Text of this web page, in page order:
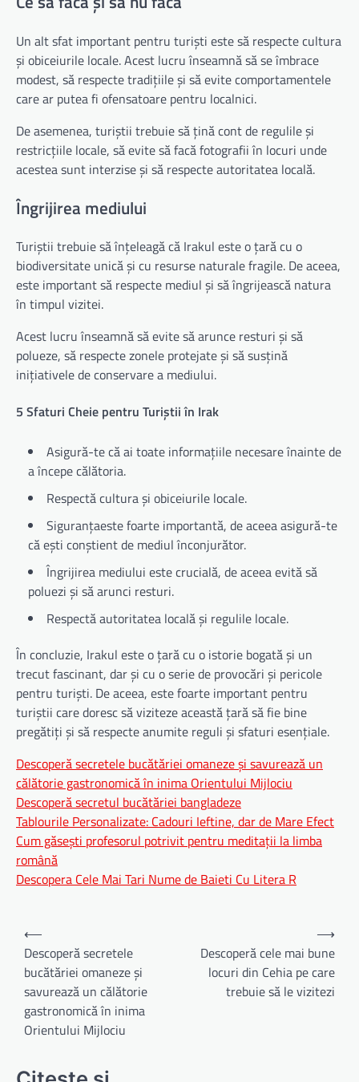
Un alt sfat important pentru turiști este să respecte cultura
și obiceiurile locale. Acest lucru înseamnă să se îmbrace
modest, să respecte tradițiile și să evite comportamentele
care ar putea fi ofensatoare pentru localnici.
De asemenea, turiștii trebuie să țină cont de regulile și
restricțiile locale, să evite să facă fotografii în locuri unde
acestea sunt interzise și să respecte autoritatea locală.
Îngrijirea mediului
Turiștii trebuie să înțeleagă că Irakul este o țară cu o
biodiversitate unică și cu resurse naturale fragile. De aceea,
este important să respecte mediul și să îngrijească natura
în timpul vizitei.
Acest lucru înseamnă să evite să arunce resturi și să
polueze, să respecte zonele protejate și să susțină
inițiativele de conservare a mediului.
5 Sfaturi Cheie pentru Turiștii în Irak
Asigură-te că ai toate informațiile necesare înainte de
a începe călătoria.
Respectă cultura și obiceiurile locale.
Siguranțaeste foarte importantă, de aceea asigură-te
că ești conștient de mediul înconjurător.
Îngrijirea mediului este crucială, de aceea evită să
poluezi și să arunci resturi.
Respectă autoritatea locală și regulile locale.
În concluzie, Irakul este o țară cu o istorie bogată și un
trecut fascinant, dar și cu o serie de provocări și pericole
pentru turiști. De aceea, este foarte important pentru
turiștii care doresc să viziteze această țară să fie bine
pregătiți și să respecte anumite reguli și sfaturi esențiale.
Descoperă secretele bucătăriei omaneze și savurează un
călătorie gastronomică în inima Orientului Mijlociu
Descoperă secretul bucătăriei bangladeze
Tablourile Personalizate: Cadouri Ieftine, dar de Mare Efect
Cum găsești profesorul potrivit pentru meditații la limba
română
Descopera Cele Mai Tari Nume de Baieti Cu Litera R
Navigare
în
articole
⟵
Descoperă secretele
bucătăriei omaneze și
savurează un călătorie
gastronomică în inima
Orientului Mijlociu
Descoperă cele mai bune
locuri din Cehia pe care
trebuie să le vizitezi
⟶